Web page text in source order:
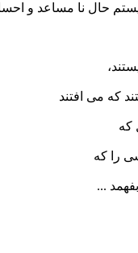
حال نا مساعد و
که مى افتند
که
را که
...